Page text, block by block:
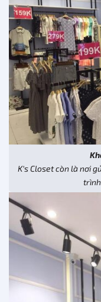
K’s Closet còn là nơi